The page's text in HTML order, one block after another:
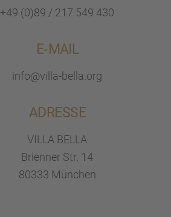
+49 (0)89 / 217 549 430
E‑MAIL
info@villa-bella.org
ADRESSE
VILLA BELLA
Brien­ner Str. 14
80333 München